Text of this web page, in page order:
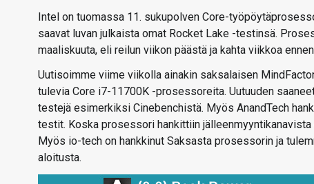
Intel on tuomassa 11. sukupolven Core-
saavat luvan julkaista omat Rocket Lake -testinsä.
maaliskuuta, eli reilun viikon päästä ja kahta viikkoa
Uutisoimme viime viikolla ainakin saksalaisen
tulevia Core i7-11700K -prosessoreita. Uutuuden
testejä esimerkiksi Cinebenchistä. Myös AnandTech
testit. Koska prosessori hankittiin
Myös io-tech on hankkinut Saksasta prosessorin ja
aloitusta.